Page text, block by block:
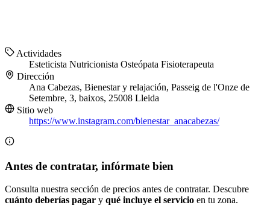
Actividades
Esteticista Nutricionista Osteópata Fisioterapeuta
Dirección
Ana Cabezas, Bienestar y relajación, Passeig de l'Onze de
Setembre, 3, baixos, 25008 Lleida
Sitio web
https://www.instagram.com/bienestar_anacabezas/
Antes de contratar, infórmate bien
Consulta nuestra sección de precios antes de contratar. Descubre
cuánto deberías pagar y qué incluye el servicio en tu zona.